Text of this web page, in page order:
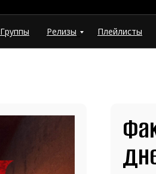
Группы Релизы Плейлисты